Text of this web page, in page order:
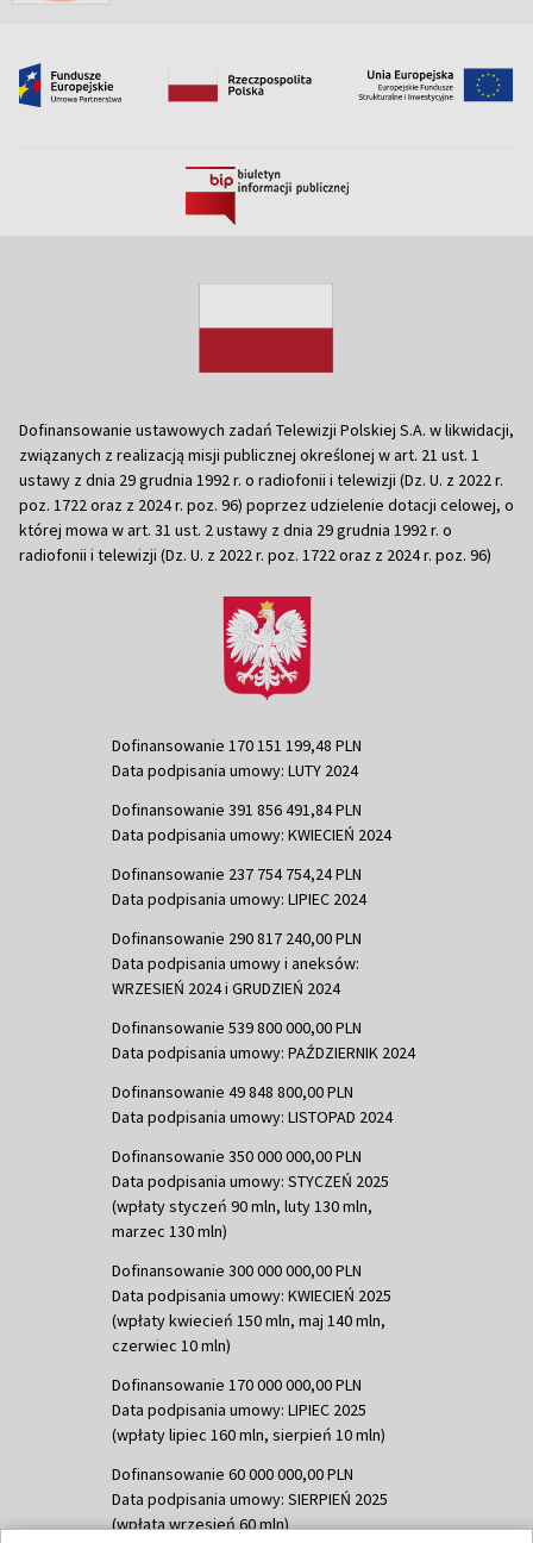
Dofinansowanie ustawowych zadań Telewizji Polskiej S.A. w likwidacji,
związanych z realizacją misji publicznej określonej w art. 21 ust. 1
ustawy z dnia 29 grudnia 1992 r. o radiofonii i telewizji (Dz. U. z 2022 r.
poz. 1722 oraz z 2024 r. poz. 96) poprzez udzielenie dotacji celowej, o
której mowa w art. 31 ust. 2 ustawy z dnia 29 grudnia 1992 r. o
radiofonii i telewizji (Dz. U. z 2022 r. poz. 1722 oraz z 2024 r. poz. 96)
Dofinansowanie 170 151 199,48 PLN
Data podpisania umowy: LUTY 2024
Dofinansowanie 391 856 491,84 PLN
Data podpisania umowy: KWIECIEŃ 2024
Dofinansowanie 237 754 754,24 PLN
Data podpisania umowy: LIPIEC 2024
Dofinansowanie 290 817 240,00 PLN
Data podpisania umowy i aneksów:
WRZESIEŃ 2024 i GRUDZIEŃ 2024
Dofinansowanie 539 800 000,00 PLN
Data podpisania umowy: PAŹDZIERNIK 2024
Dofinansowanie 49 848 800,00 PLN
Data podpisania umowy: LISTOPAD 2024
Dofinansowanie 350 000 000,00 PLN
Data podpisania umowy: STYCZEŃ 2025
(wpłaty styczeń 90 mln, luty 130 mln,
marzec 130 mln)
Dofinansowanie 300 000 000,00 PLN
Data podpisania umowy: KWIECIEŃ 2025
(wpłaty kwiecień 150 mln, maj 140 mln,
czerwiec 10 mln)
Dofinansowanie 170 000 000,00 PLN
Data podpisania umowy: LIPIEC 2025
(wpłaty lipiec 160 mln, sierpień 10 mln)
Dofinansowanie 60 000 000,00 PLN
Data podpisania umowy: SIERPIEŃ 2025
(wpłata wrzesień 60 mln)